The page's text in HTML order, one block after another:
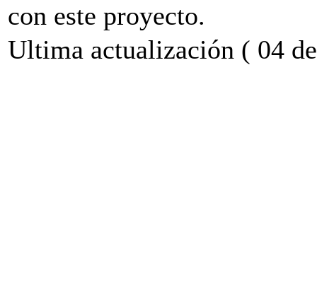
con este proyecto.
Ultima actualización ( 04